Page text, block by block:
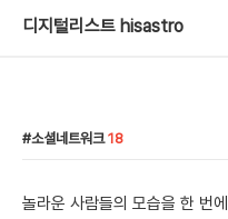
디지털리스트 hisastro
소셜네트워크 18
놀라운 사람들의 모습을 한 번